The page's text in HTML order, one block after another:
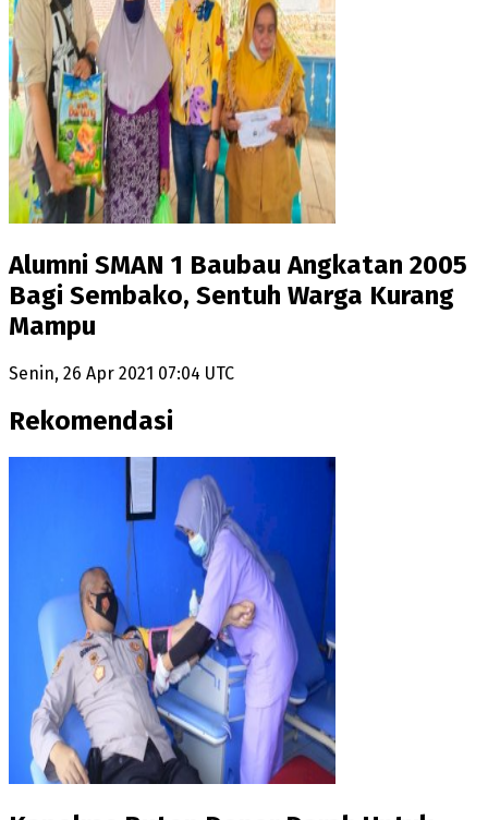
Alumni SMAN 1 Baubau Angkatan 2005
Bagi Sembako, Sentuh Warga Kurang
Mampu
Senin, 26 Apr 2021 07:04 UTC
Rekomendasi